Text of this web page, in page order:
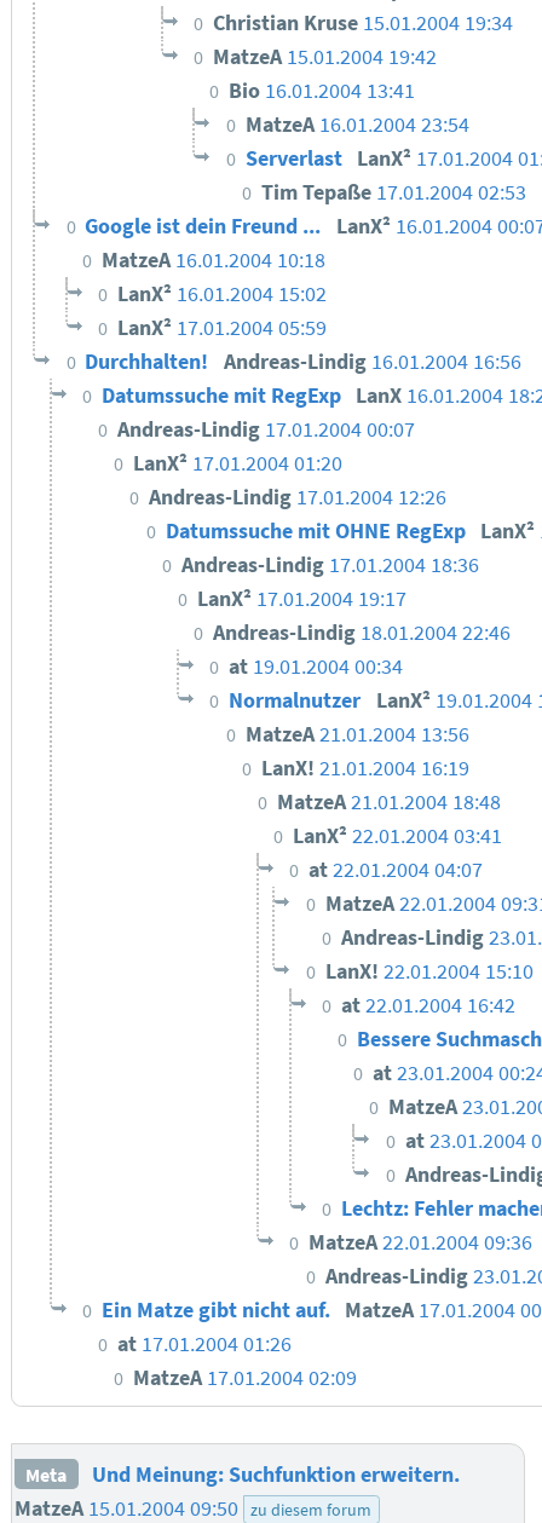
0 Christian Kruse 15.01.2004 19:34
0 MatzeA15.01.2004 19:42
0 Bio 16.01.2004 13:41
0 MatzeA16.01.2004 23:54
0 Serverlast LanX² 17.01.2004
0 Tim Tepaße 17.01.2004 02:53
0 Google ist dein Freund ... LanX² 16.01.2004
0 MatzeA16.01.2004 10:18
0 LanX² 16.01.2004 15:02
0 LanX² 17.01.2004 05:59
0 Durchhalten! Andreas-Lindig 16.01.2004 16:56
0 Datumssuche mit RegExp LanX 16.01.2004
0 Andreas-Lindig 17.01.2004 00:07
0 LanX² 17.01.2004 01:20
0 Andreas-Lindig 17.01.2004 12:26
0 Datumssuche mit OHNE RegExp LanX²
0 Andreas-Lindig 17.01.2004 18:36
0 LanX² 17.01.2004 19:17
0 Andreas-Lindig 18.01.2004 22:46
0 at 19.01.2004 00:34
0 Normalnutzer LanX² 19.01.2004
0 MatzeA21.01.2004 13:56
0 LanX! 21.01.2004 16:19
0 MatzeA21.01.2004 18:48
0 LanX²22.01.2004 03:41
0 at22.01.2004 04:07
0 MatzeA22.01.2004
0 Andreas-Lindig
0 LanX! 22.01.2004 15:10
0 at22.01.2004 16:42
0 Bessere
0 at23.01.2004
0 MatzeA
0 at23.01.2004
0 Andreas-
0 Lechtz: Fehler
0 MatzeA22.01.2004 09:36
0 Andreas-Lindig
0 Ein Matze gibt nicht auf. MatzeA17.01.2004
0 at 17.01.2004 01:26
0 MatzeA17.01.2004 02:09
Meta
Und Meinung: Suchfunktion erweitern.
MatzeA15.01.2004 09:50 zu diesem forum